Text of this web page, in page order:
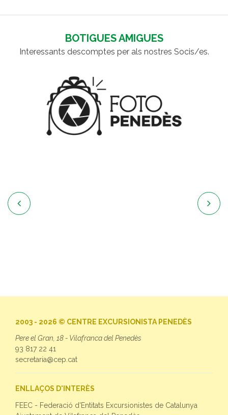
BOTIGUES AMIGUES
Interessants descomptes per als nostres Socis/es.
 
2003 - 2026 © CENTRE EXCURSIONISTA PENEDÈS
Pere el Gran, 18 - Vilafranca del Penedès
93 817 22 41
secretaria@cep.cat
ENLLAÇOS D'INTERÈS
FEEC - Federació d'Entitats Excursionistes de Catalunya